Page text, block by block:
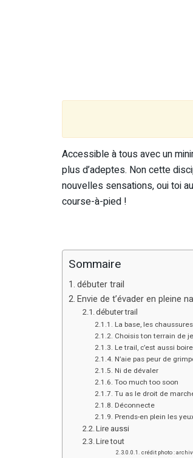
Accessible à tous avec un
plus d’adeptes. Non cette
nouvelles sensations, oui toi
course-à-pied !
Sommaire
débuter trail
Envie de t’évader en pleine
débuter trail
La base, les chaussures
Choisis ton terrain de
Le trail, c’est aussi
N’aie pas peur de
Ni de dévaler
Too much too soon
Tu as le droit de
Déconnecte
Prends-en plein les
Lire aussi
Lire tout
crédit photo :